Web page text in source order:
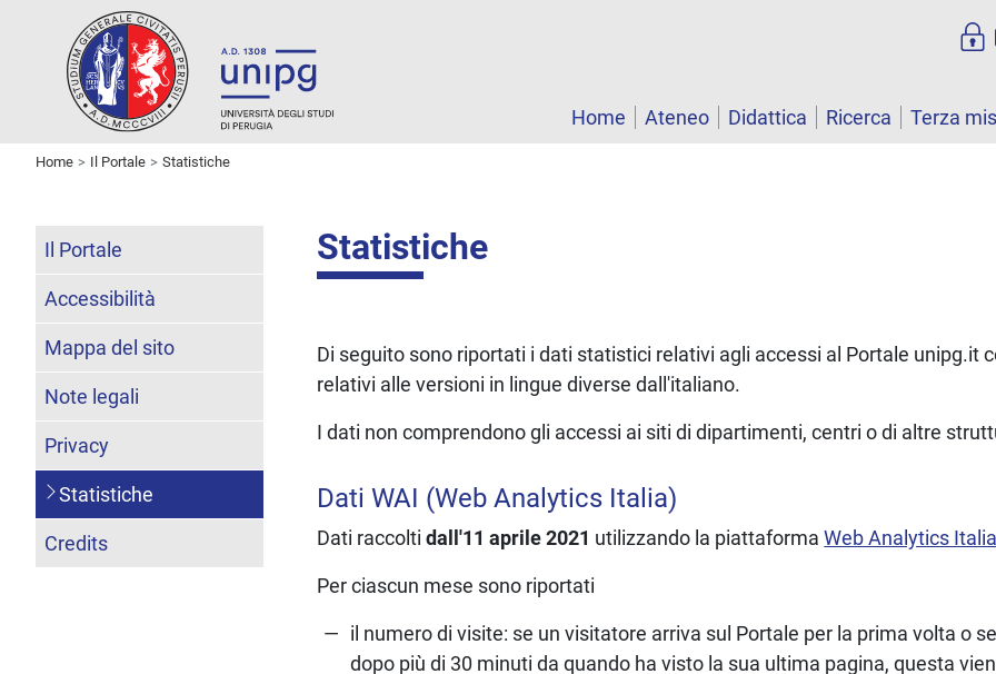
Home Ateneo Didattica Ricerca Terza
Home Il Portale Statistiche
Statistiche
Di seguito sono riportati i dati statistici relativi agli accessi al Portale unipg.it
relativi alle versioni in lingue diverse dall'italiano.
I dati non comprendono gli accessi ai siti di dipartimenti, centri o di altre
Dati WAI (Web Analytics Italia)
Dati raccoltidall'11 aprile 2021 utilizzando la piattaformaWeb Analytics
Per ciascun mese sono riportati
il numero di visite: se un visitatore arriva sul Portale per la prima volta o
dopo più di 30 minuti da quando ha visto la sua ultima pagina, questa
Il Portale
Accessibilità
Mappa del sito
Note legali
Privacy
Statistiche
Credits